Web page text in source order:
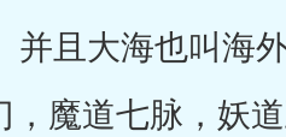
并且大海也叫海
，魔道七脉，妖